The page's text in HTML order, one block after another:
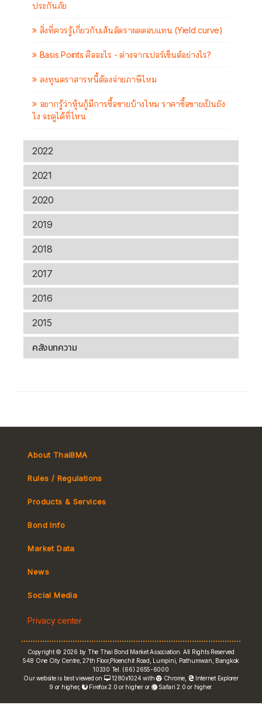
ประกันภัย
สิ่งที่ควรรู้เกี่ยวกับเส้นอัตราผลตอบแทน (Yield curve)
Basis Points คืออะไร - ต่างจากเปอร์เซ็นต์อย่างไร?
ลงทุนตราสารหนี้ต้องจ่ายภาษีไหม
อยากรู้ว่าหุ้นกู้มีการซื้อขายบ้างไหม ราคาซื้อขายเป็นยัง
ไง จะดูได้ที่ไหน
2022
2021
2020
2019
2018
2017
2016
2015
คลังบทความ
About ThaiBMA
Rules / Regulations
Tax
Products & Services
MeBond
e-bookbuilding
Bond Info
Market Data
Yield Curve
FRN Rate
Bond Price
News
Social Media
Privacy center
Copyright © 2026 by The Thai Bond Market Association. All Rights Reserved
548 One City Centre, 27th Floor,Ploenchit Road, Lumpini, Pathumwan, Bangkok
10330 Tel. (66) 2655-6000
Our website is best viewed on
1280x1024 with Chrome
Internet Explorer
9 or higher,
Firefox 2.0 or higher or Safari 2.0 or higher.